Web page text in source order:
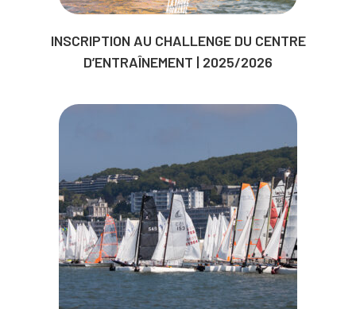
INSCRIPTION AU CHALLENGE DU CENTRE
D’ENTRAÎNEMENT | 2025/2026